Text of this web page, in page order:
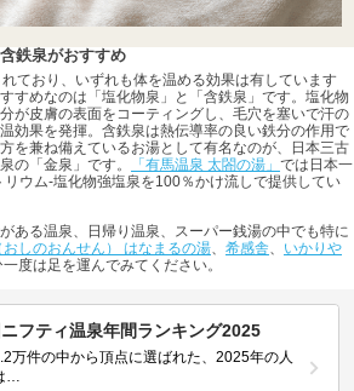
鉄泉がおすすめ
ており、いずれも体を温める効果は有しています
すめなのは「塩化物泉」と「含鉄泉」です。塩化物
が皮膚の表面をコーティングし、毛穴を塞いで汗の
効果を発揮。含鉄泉は熱伝導率の良い鉄分の作用で
を兼ね備えているお湯として有名なのが、日本三古
の「金泉」です。
「有馬温泉 太閤の湯」 では日本一
ウム-塩化物強塩泉を100％かけ流しで提供してい
ある温泉、日帰り温泉、スーパー銭湯の中でも特に
しのおんせん） はなまるの湯、 希感舎、 いかりや
度は足を運んでみてください。
フティ温泉年間ランキング2025
万件の中から頂点に選ばれた、2025年の人
…